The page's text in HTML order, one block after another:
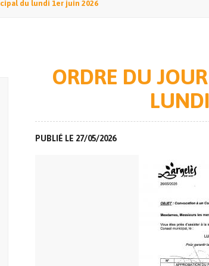
du lundi 1er juin 2026
ORDRE DU
PUBLIÉ LE 27/05/2026